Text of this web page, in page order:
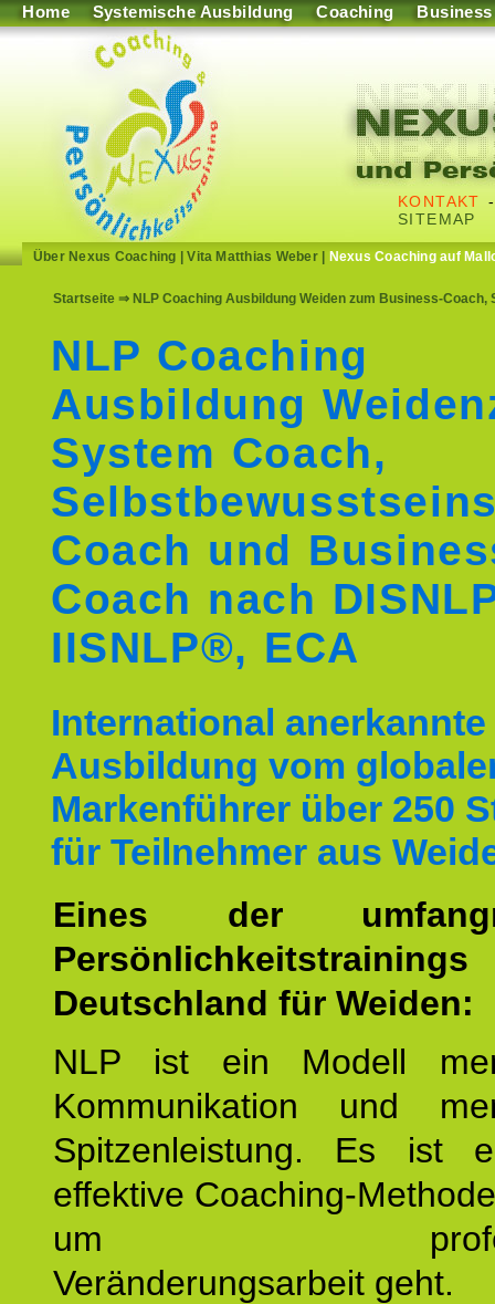
Home Systemische Ausbildung Coaching Business
KONTAKT
SITEMAP
Über Nexus Coaching |Vita Matthias Weber| Nexus Coaching auf
Startseite ⇒ NLP Coaching Ausbildung Weiden zum Business-
NLP Coaching
Ausbildung
System Coach,
Coach und
Coach nach
IISNLP®, ECA
International
Ausbildung vom
Markenführer über 250
für Teilnehmer aus
Eines der
Deutschland für Weiden:
NLP ist ein Modell
Kommunikation und
Spitzenleistung. Es ist
effektive Coaching-
um
Veränderungsarbeit geht.